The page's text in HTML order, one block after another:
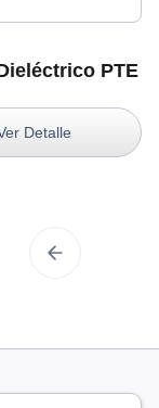
PTE
Detalle